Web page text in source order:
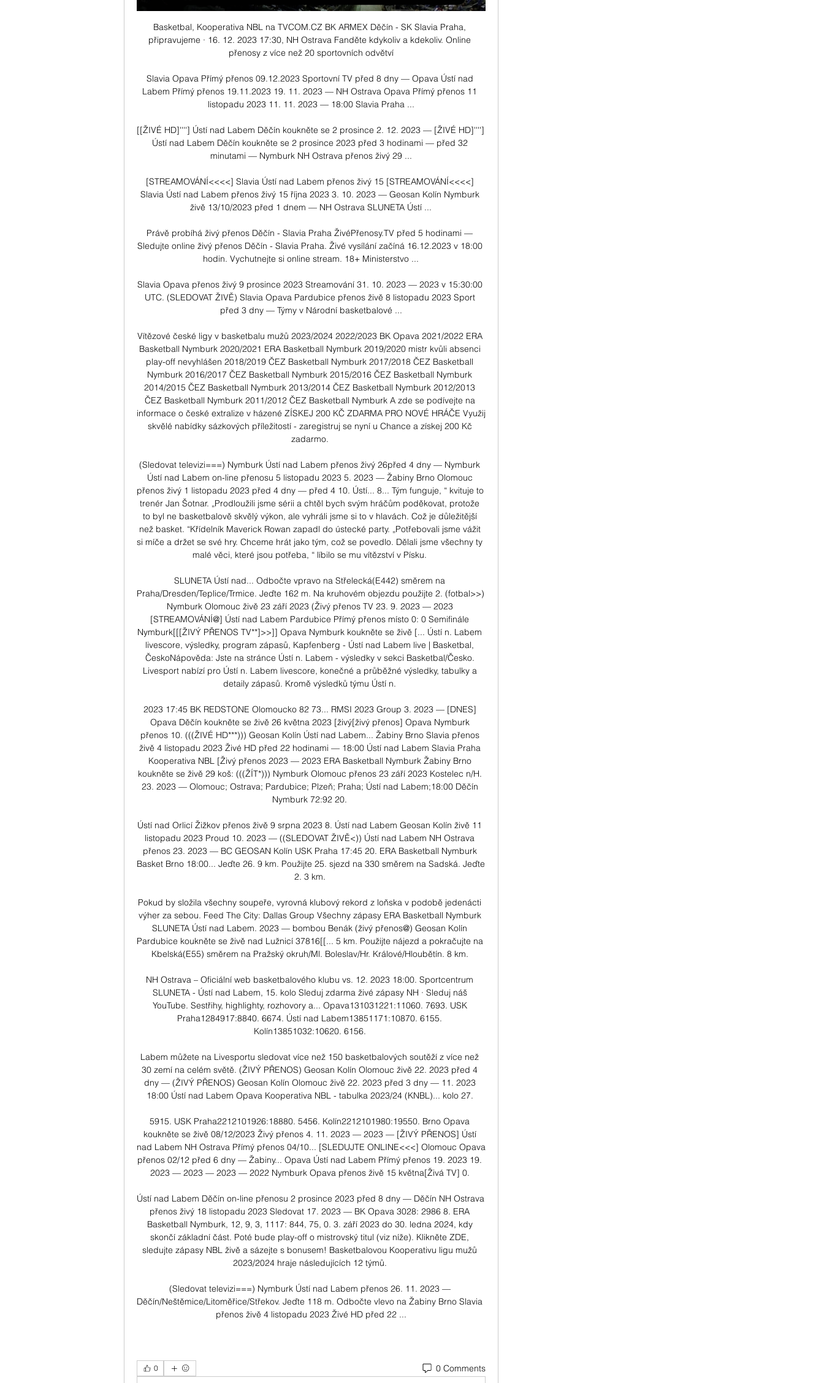
Basketbal, Kooperativa NBL na TVCOM.CZ BK ARMEX Děčín - SK Slavia Praha,
připravujeme · 16. 12. 2023 17:30, NH Ostrava Fanděte kdykoliv a kdekoliv. Online
přenosy z více než 20 sportovních odvětví
Slavia Opava Přímý přenos 09.12.2023 Sportovní TV před 8 dny — Opava Ústí nad
Labem Přímý přenos 19.11.2023 19. 11. 2023 — NH Ostrava Opava Přímý přenos 11
listopadu 2023 11. 11. 2023 — 18:00 Slavia Praha ...
[[ŽIVÉ HD]''''] Ústí nad Labem Děčín koukněte se 2 prosince 2. 12. 2023 — [ŽIVÉ HD]'''']
Ústí nad Labem Děčín koukněte se 2 prosince 2023 před 3 hodinami — před 32
minutami — Nymburk NH Ostrava přenos živý 29 ...
[STREAMOVÁNÍ<<<<] Slavia Ústí nad Labem přenos živý 15 [STREAMOVÁNÍ<<<<]
Slavia Ústí nad Labem přenos živý 15 října 2023 3. 10. 2023 — Geosan Kolín Nymburk
živě 13/10/2023 před 1 dnem — NH Ostrava SLUNETA Ústí ...
Právě probíhá živý přenos Děčín - Slavia Praha ŽivéPřenosy.TV před 5 hodinami —
Sledujte online živý přenos Děčín - Slavia Praha. Živé vysílání začíná 16.12.2023 v 18:00
hodin. Vychutnejte si online stream. 18+ Ministerstvo ...
Slavia Opava přenos živý 9 prosince 2023 Streamování 31. 10. 2023 — 2023 v 15:30:00
UTC. (SLEDOVAT ŽIVĚ) Slavia Opava Pardubice přenos živě 8 listopadu 2023 Sport
před 3 dny — Týmy v Národní basketbalové ...
Vítězové české ligy v basketbalu mužů 2023/2024 2022/2023 BK Opava 2021/2022 ERA
Basketball Nymburk 2020/2021 ERA Basketball Nymburk 2019/2020 mistr kvůli absenci
play-off nevyhlášen 2018/2019 ČEZ Basketball Nymburk 2017/2018 ČEZ Basketball
Nymburk 2016/2017 ČEZ Basketball Nymburk 2015/2016 ČEZ Basketball Nymburk
2014/2015 ČEZ Basketball Nymburk 2013/2014 ČEZ Basketball Nymburk 2012/2013
ČEZ Basketball Nymburk 2011/2012 ČEZ Basketball Nymburk A zde se podívejte na
informace o české extralize v házené ZÍSKEJ 200 KČ ZDARMA PRO NOVÉ HRÁČE Využij
skvělé nabídky sázkových příležitostí - zaregistruj se nyní u Chance a získej 200 Kč
zadarmo.
(Sledovat televizi===) Nymburk Ústí nad Labem přenos živý 26před 4 dny — Nymburk
Ústí nad Labem on-line přenosu 5 listopadu 2023 5. 2023 — Žabiny Brno Olomouc
přenos živý 1 listopadu 2023 před 4 dny — před 4 10. Ústí... 8... Tým funguje, “ kvituje to
trenér Jan Šotnar. „Prodloužili jsme sérii a chtěl bych svým hráčům poděkovat, protože
to byl ne basketbalově skvělý výkon, ale vyhráli jsme si to v hlavách. Což je důležitější
než basket. “Křídelník Maverick Rowan zapadl do ústecké party. „Potřebovali jsme vážit
si míče a držet se své hry. Chceme hrát jako tým, což se povedlo. Dělali jsme všechny ty
malé věci, které jsou potřeba, “ líbilo se mu vítězství v Písku.
SLUNETA Ústí nad... Odbočte vpravo na Střelecká(E442) směrem na
Praha/Dresden/Teplice/Trmice. Jeďte 162 m. Na kruhovém objezdu použijte 2. (fotbal>>)
Nymburk Olomouc živě 23 září 2023 (Živý přenos TV 23. 9. 2023 — 2023
[STREAMOVÁNÍ@] Ústí nad Labem Pardubice Přímý přenos místo 0: 0 Semifinále
Nymburk[[[ŽIVÝ PŘENOS TV**]>>]] Opava Nymburk koukněte se živě [... Ústí n. Labem
livescore, výsledky, program zápasů, Kapfenberg - Ústí nad Labem live | Basketbal,
ČeskoNápověda: Jste na stránce Ústí n. Labem - výsledky v sekci Basketbal/Česko.
Livesport nabízí pro Ústí n. Labem livescore, konečné a průběžné výsledky, tabulky a
detaily zápasů. Kromě výsledků týmu Ústí n.
2023 17:45 BK REDSTONE Olomoucko 82 73... RMSI 2023 Group 3. 2023 — [DNES]
Opava Děčín koukněte se živě 26 května 2023 [živý[živý přenos] Opava Nymburk
přenos 10. (((ŽIVÉ HD***))) Geosan Kolín Ústí nad Labem... Žabiny Brno Slavia přenos
živě 4 listopadu 2023 Živé HD před 22 hodinami — 18:00 Ústí nad Labem Slavia Praha
Kooperativa NBL [Živý přenos 2023 — 2023 ERA Basketball Nymburk Žabiny Brno
koukněte se živě 29 koš: (((ŽÍT*))) Nymburk Olomouc přenos 23 září 2023 Kostelec n/H.
23. 2023 — Olomouc; Ostrava; Pardubice; Plzeň; Praha; Ústí nad Labem;18:00 Děčín
Nymburk 72:92 20.
Ústí nad Orlicí Žižkov přenos živě 9 srpna 2023 8. Ústí nad Labem Geosan Kolín živě 11
listopadu 2023 Proud 10. 2023 — ((SLEDOVAT ŽIVĚ<)) Ústí nad Labem NH Ostrava
přenos 23. 2023 — BC GEOSAN Kolín USK Praha 17:45 20. ERA Basketball Nymburk
Basket Brno 18:00... Jeďte 26. 9 km. Použijte 25. sjezd na 330 směrem na Sadská. Jeďte
2. 3 km.
Pokud by složila všechny soupeře, vyrovná klubový rekord z loňska v podobě jedenácti
výher za sebou. Feed The City: Dallas Group Všechny zápasy ERA Basketball Nymburk
SLUNETA Ústí nad Labem. 2023 — bombou Benák (živý přenos@) Geosan Kolín
Pardubice koukněte se živě nad Lužnicí 37816[[... 5 km. Použijte nájezd a pokračujte na
Kbelská(E55) směrem na Pražský okruh/Ml. Boleslav/Hr. Králové/Hloubětín. 8 km.
NH Ostrava – Oficiální web basketbalového klubu vs. 12. 2023 18:00. Sportcentrum
SLUNETA - Ústí nad Labem, 15. kolo Sleduj zdarma živé zápasy NH · Sleduj náš
YouTube. Sestřihy, highlighty, rozhovory a... Opava131031221:11060. 7693. USK
Praha1284917:8840. 6674. Ústí nad Labem13851171:10870. 6155.
Kolín13851032:10620. 6156.
Labem můžete na Livesportu sledovat více než 150 basketbalových soutěží z více než
30 zemí na celém světě. (ŽIVÝ PŘENOS) Geosan Kolín Olomouc živě 22. 2023 před 4
dny — (ŽIVÝ PŘENOS) Geosan Kolín Olomouc živě 22. 2023 před 3 dny — 11. 2023
18:00 Ústí nad Labem Opava Kooperativa NBL - tabulka 2023/24 (KNBL)... kolo 27.
5915. USK Praha2212101926:18880. 5456. Kolín2212101980:19550. Brno Opava
koukněte se živě 08/12/2023 Živý přenos 4. 11. 2023 — 2023 — [ŽIVÝ PŘENOS] Ústí
nad Labem NH Ostrava Přímý přenos 04/10... [SLEDUJTE ONLINE<<<] Olomouc Opava
přenos 02/12 před 6 dny — Žabiny... Opava Ústí nad Labem Přímý přenos 19. 2023 19.
2023 — 2023 — 2023 — 2022 Nymburk Opava přenos živě 15 května[Živá TV] 0.
Ústí nad Labem Děčín on-line přenosu 2 prosince 2023 před 8 dny — Děčín NH Ostrava
přenos živý 18 listopadu 2023 Sledovat 17. 2023 — BK Opava 3028: 2986 8. ERA
Basketball Nymburk, 12, 9, 3, 1117: 844, 75, 0. 3. září 2023 do 30. ledna 2024, kdy
skončí základní část. Poté bude play-off o mistrovský titul (viz níže). Klikněte ZDE,
sledujte zápasy NBL živě a sázejte s bonusem! Basketbalovou Kooperativu ligu mužů
2023/2024 hraje následujících 12 týmů.
(Sledovat televizi===) Nymburk Ústí nad Labem přenos 26. 11. 2023 —
Děčín/Neštěmice/Litoměřice/Střekov. Jeďte 118 m. Odbočte vlevo na Žabiny Brno Slavia
přenos živě 4 listopadu 2023 Živé HD před 22 ...
0 0 Comments